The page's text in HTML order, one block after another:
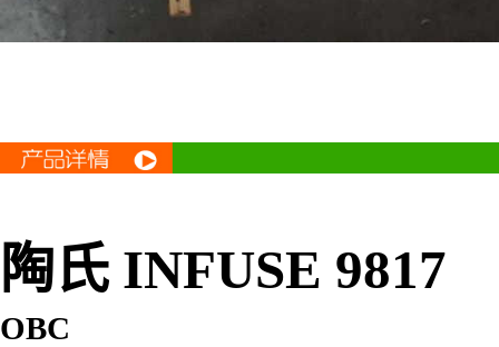
陶氏 INFUSE 9817
OBC